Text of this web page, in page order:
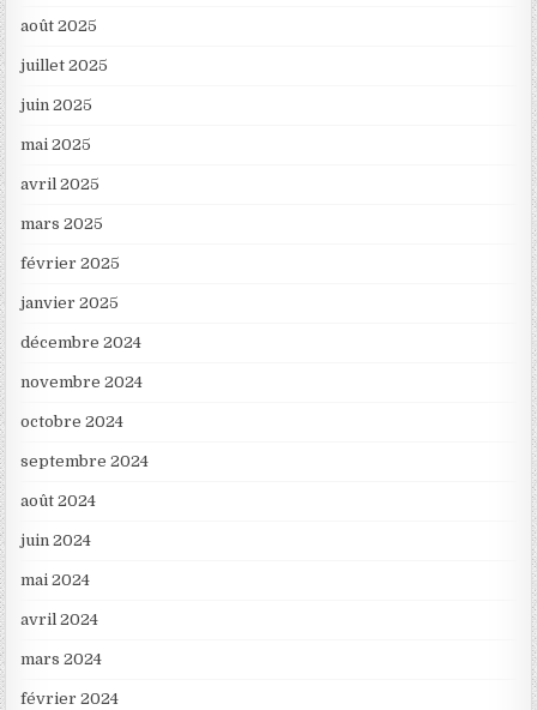
août 2025
juillet 2025
juin 2025
mai 2025
avril 2025
mars 2025
février 2025
janvier 2025
décembre 2024
novembre 2024
octobre 2024
septembre 2024
août 2024
juin 2024
mai 2024
avril 2024
mars 2024
février 2024